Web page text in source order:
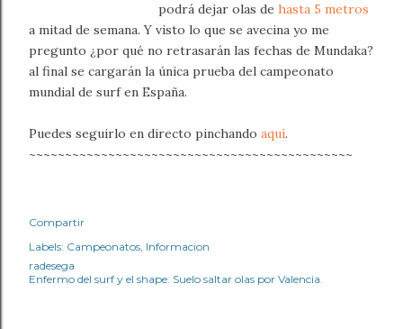
podrá dejar olas de hasta 5 metros
a mitad de semana. Y visto lo que se avecina yo me
pregunto ¿por qué no retrasarán las fechas de Mundaka?
al final se cargarán la única prueba del campeonato
mundial de surf en España.
Puedes seguirlo en directo pinchando aquí.
~~~~~~~~~~~~~~~~~~~~~~~~~~~~~~~~~~~~~~~~~~~~~
Compartir
Labels: Campeonatos Informacion
radesega
Enfermo del surf y el shape. Suelo saltar olas por Valencia.